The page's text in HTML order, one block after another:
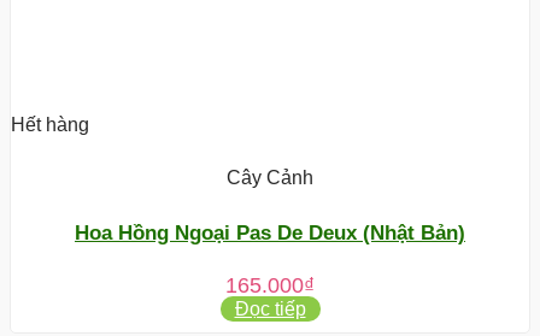
Hết hàng
Cây Cảnh
Hoa Hồng Ngoại Pas De Deux (Nhật Bản)
165.000₫
Đọc tiếp